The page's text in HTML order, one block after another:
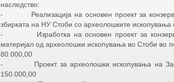
наследство:
- Реализација на основен проект за
збирката на НУ Стоби со археолошките
- Изработка на основен проект за
материјал од археолошки ископувања во Стоби во
80.000,00
- Проект за археолошки ископувања на
150.000,00